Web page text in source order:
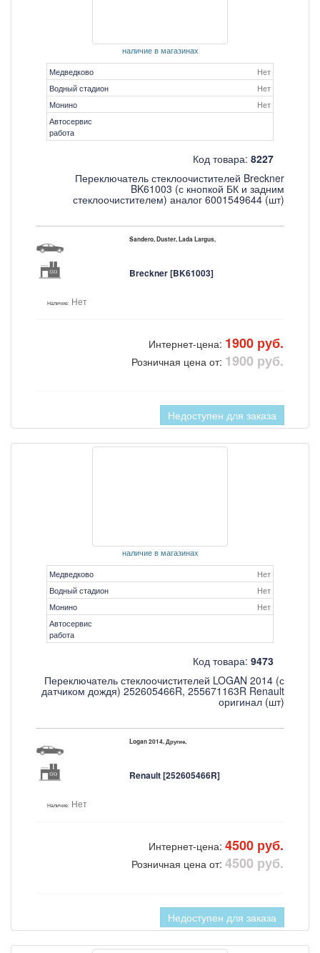
наличие в магазинах
Медведково
Нет
Водный стадион
Нет
Монино
Нет
Автосервис
работа
Код товара: 8227
Переключатель стеклоочистителей Breckner
BK61003 (с кнопкой БК и задним
стеклоочистителем) аналог 6001549644 (шт)
Sandero, Duster, Lada Largus,
Breckner [BK61003]
Наличие: Нет
Интернет-цена: 1900 руб.
Розничная цена от: 1900 руб.
Недоступен для заказа
наличие в магазинах
Медведково
Нет
Водный стадион
Нет
Монино
Нет
Автосервис
работа
Код товара: 9473
Переключатель стеклоочистителей LOGAN 2014 (с
датчиком дождя) 252605466R, 255671163R Renault
оригинал (шт)
Logan 2014, Другие,
Renault [252605466R]
Наличие: Нет
Интернет-цена: 4500 руб.
Розничная цена от: 4500 руб.
Недоступен для заказа